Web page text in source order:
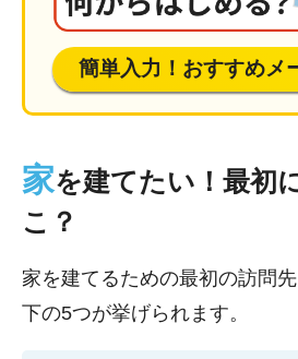
簡単入力！おすすめメ
家を建てたい！最初
こ？
家を建てるための最初の訪問
下の5つが挙げられます。